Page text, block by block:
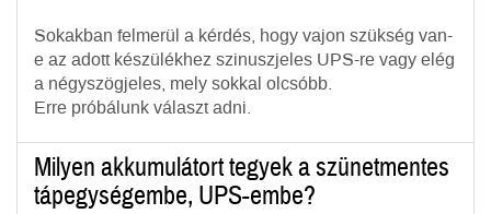
Sokakban felmerül a kérdés, hogy vajon szükség van-
e az adott készülékhez szinuszjeles UPS-re vagy elég
a négyszögjeles, mely sokkal olcsóbb.
Erre próbálunk választ adni.
Milyen akkumulátort tegyek a szünetmentes
tápegységembe, UPS-embe?